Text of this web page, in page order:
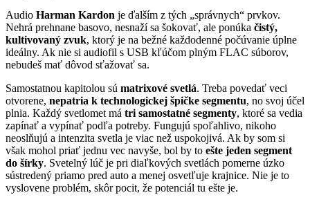
Audio Harman Kardon je ďalším z tých „správnych“ prvkov.
Nehrá prehnane basovo, nesnaží sa šokovať, ale ponúka čistý,
kultivovaný zvuk, ktorý je na bežné každodenné počúvanie úplne
ideálny. Ak nie si audiofil s USB kľúčom plným FLAC súborov,
nebudeš mať dôvod sťažovať sa.
Samostatnou kapitolou sú matrixové svetlá. Treba povedať veci
otvorene, nepatria k technologickej špičke segmentu, no svoj účel
plnia. Každý svetlomet má tri samostatné segmenty, ktoré sa vedia
zapínať a vypínať podľa potreby. Fungujú spoľahlivo, nikoho
neoslňujú a intenzita svetla je viac než uspokojivá. Ak by som si
však mohol priať jednu vec navyše, bol by to ešte jeden segment
do šírky. Svetelný lúč je pri diaľkových svetlách pomerne úzko
sústredený priamo pred auto a menej osvetľuje krajnice. Nie je to
vyslovene problém, skôr pocit, že potenciál tu ešte je.